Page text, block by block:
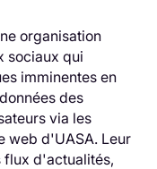
organisation
sociaux qui
imminentes en
des
via les
web d'UASA. Leur
flux d'actualités,